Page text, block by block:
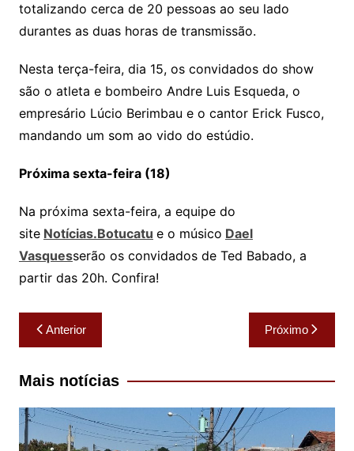
totalizando cerca de 20 pessoas ao seu lado
durantes as duas horas de transmissão.
Nesta terça-feira, dia 15, os convidados do show
são o atleta e bombeiro Andre Luis Esqueda, o
empresário Lúcio Berimbau e o cantor Erick Fusco,
mandando um som ao vido do estúdio.
Próxima sexta-feira (18)
Na próxima sexta-feira, a equipe do
site Notícias.Botucatu e o músico Dael
Vasquesserão os convidados de Ted Babado, a
partir das 20h. Confira!
Navegação
de
Post
Anterior Próximo
Mais notícias